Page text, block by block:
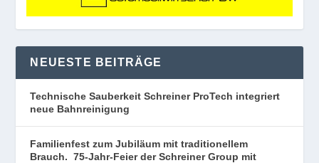
NEUESTE BEITRÄGE
Technische Sauberkeit Schreiner ProTech integriert
neue Bahnreinigung
Familienfest zum Jubiläum mit traditionellem
Brauch. 75-Jahr-Feier der Schreiner Group mit